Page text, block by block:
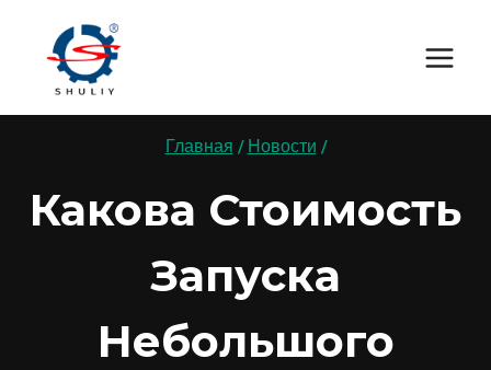
содержимому
Главная / Новости /
Какова Стоимость
Запуска
Небольшого